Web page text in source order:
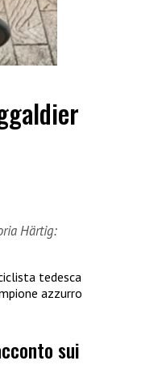
Härtig:
tedesca
azzurro
sui